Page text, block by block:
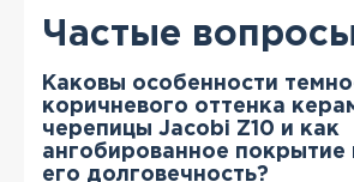
Частые
Каковы особенности
коричневого оттенка
черепицы Jacobi Z10 и как
ангобированное покрытие
его долговечность?